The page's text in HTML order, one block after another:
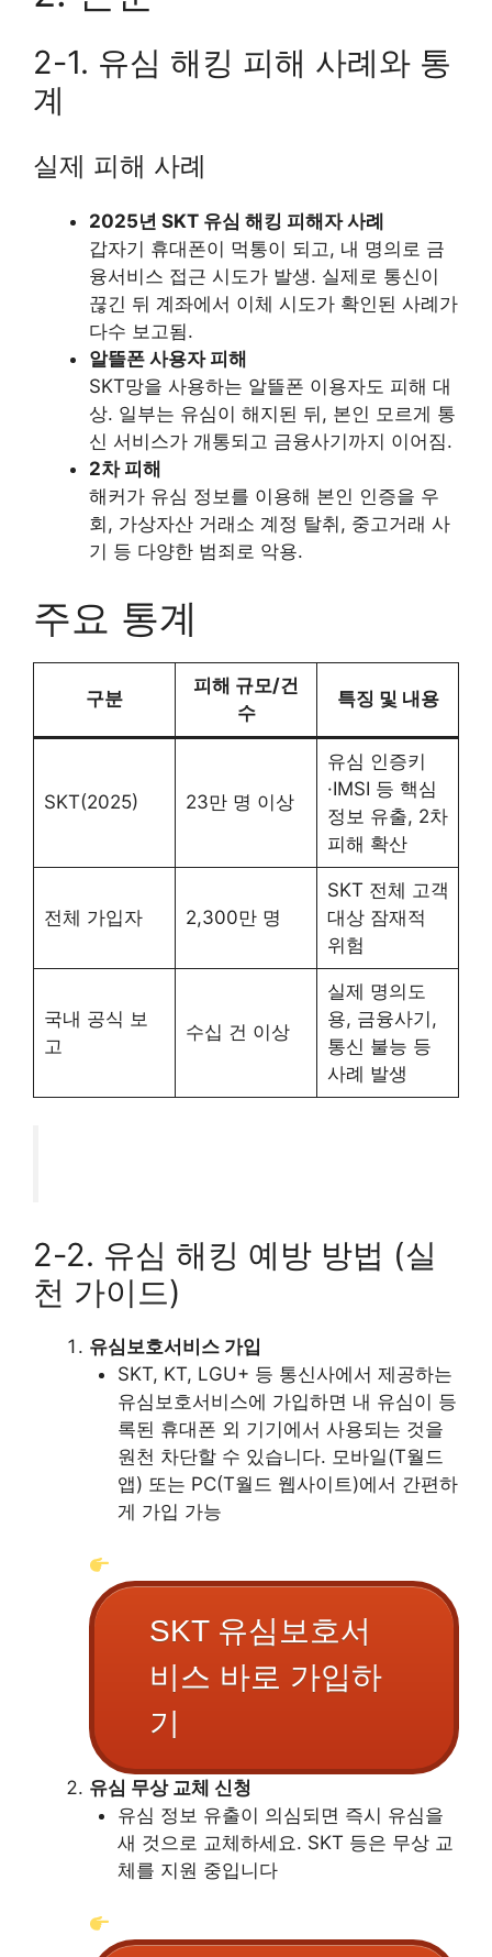
2-1. 유심 해킹 피해 사례와 통
계
실제 피해 사례
2025년 SKT 유심 해킹 피해자 사례
갑자기 휴대폰이 먹통이 되고, 내 명의로 금
융서비스 접근 시도가 발생. 실제로 통신이
끊긴 뒤 계좌에서 이체 시도가 확인된 사례가
다수 보고됨.
알뜰폰 사용자 피해
SKT망을 사용하는 알뜰폰 이용자도 피해 대
상. 일부는 유심이 해지된 뒤, 본인 모르게 통
신 서비스가 개통되고 금융사기까지 이어짐.
2차 피해
해커가 유심 정보를 이용해 본인 인증을 우
회, 가상자산 거래소 계정 탈취, 중고거래 사
기 등 다양한 범죄로 악용.
주요 통계
구분
피해 규모/건
수
특징 및 내용
SKT(2025) 23만 명 이상
유심 인증키
·IMSI 등 핵심
정보 유출, 2차
피해 확산
전체 가입자 2,300만 명
SKT 전체 고객
대상 잠재적
위험
국내 공식 보
고
수십 건 이상
실제 명의도
용, 금융사기,
통신 불능 등
사례 발생
2-2. 유심 해킹 예방 방법 (실
천 가이드)
유심보호서비스 가입
SKT, KT, LGU+ 등 통신사에서 제공하는
유심보호서비스에 가입하면 내 유심이 등
록된 휴대폰 외 기기에서 사용되는 것을
원천 차단할 수 있습니다. 모바일(T월드
앱) 또는 PC(T월드 웹사이트)에서 간편하
게 가입 가능
SKT 유심보호서
비스 바로 가입하
기
유심 무상 교체 신청
유심 정보 유출이 의심되면 즉시 유심을
새 것으로 교체하세요. SKT 등은 무상 교
체를 지원 중입니다